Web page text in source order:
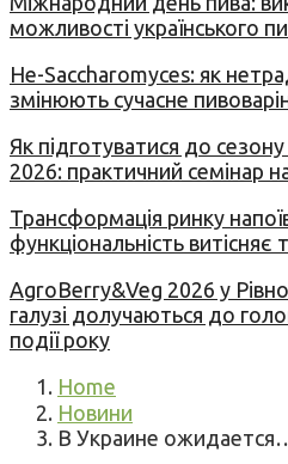
можливості українського
Не-Saccharomyces: як
змінюють сучасне
Як підготуватися до
2026: практичний семінар
Трансформація ринку
функціональність
AgroBerry&Veg 2026 у
галузі долучаються до
події року
Home
Новини
В Украине